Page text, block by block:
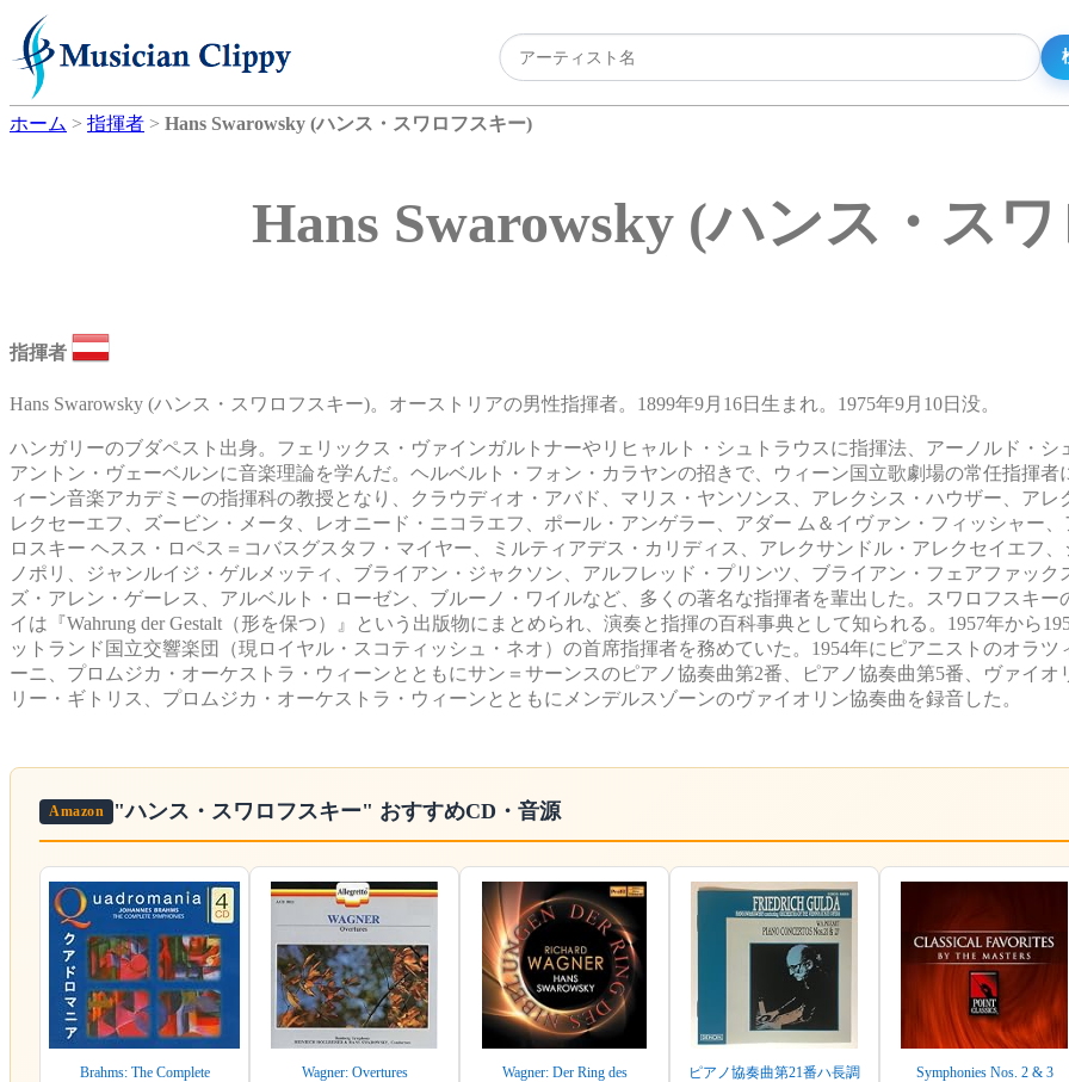
ホーム > 指揮者 > Hans Swarowsky (ハンス・スワロフスキー)
Hans Swarowsky (ハンス・ス
指揮者
Hans Swarowsky (ハンス・スワロフスキー)。オーストリアの男性指揮者。1899年9月16日生まれ。1975年9月10日没。
ハンガリーのブダペスト出身。フェリックス・ヴァインガルトナーやリヒャルト・シュトラウスに指揮法、アーノルド・シ
アントン・ヴェーベルンに音楽理論を学んだ。ヘルベルト・フォン・カラヤンの招きで、ウィーン国立歌劇場の常任指揮者
ィーン音楽アカデミーの指揮科の教授となり、クラウディオ・アバド、マリス・ヤンソンス、アレクシス・ハウザー、アレ
レクセーエフ、ズービン・メータ、レオニード・ニコラエフ、ポール・アンゲラー、アダー ム＆イヴァン・フィッシャー、
ロスキー ヘスス・ロペス＝コバスグスタフ・マイヤー、ミルティアデス・カリディス、アレクサンドル・アレクセイエフ
ノポリ、ジャンルイジ・ゲルメッティ、ブライアン・ジャクソン、アルフレッド・プリンツ、ブライアン・フェアファック
ズ・アレン・ゲーレス、アルベルト・ローゼン、ブルーノ・ワイルなど、多くの著名な指揮者を輩出した。スワロフスキー
イは『Wahrung der Gestalt（形を保つ）』という出版物にまとめられ、演奏と指揮の百科事典として知られる。1957年から
ットランド国立交響楽団（現ロイヤル・スコティッシュ・ネオ）の首席指揮者を務めていた。1954年にピアニストのオラツ
ーニ、プロムジカ・オーケストラ・ウィーンとともにサン＝サーンスのピアノ協奏曲第2番、ピアノ協奏曲第5番、ヴァイオ
リー・ギトリス、プロムジカ・オーケストラ・ウィーンとともにメンデルスゾーンのヴァイオリン協奏曲を録音した。
Amazon "ハンス・スワロフスキー" おすすめCD・音源
Brahms: The Complete
Wagner: Overtures
Wagner: Der Ring des
ピアノ協奏曲第21番ハ長調 Symphonies Nos. 2 & 3